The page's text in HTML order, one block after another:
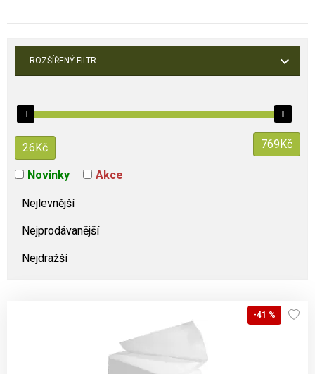
ROZŠÍŘENÝ FILTR
26Kč 769Kč
Novinky Akce
Nejlevnější
Nejprodávanější
Nejdražší
-41 %